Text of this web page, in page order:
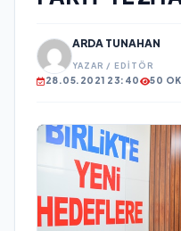
ARDA TUNAHAN
YAZAR / EDITÖR
28.05.2021 23:40 50